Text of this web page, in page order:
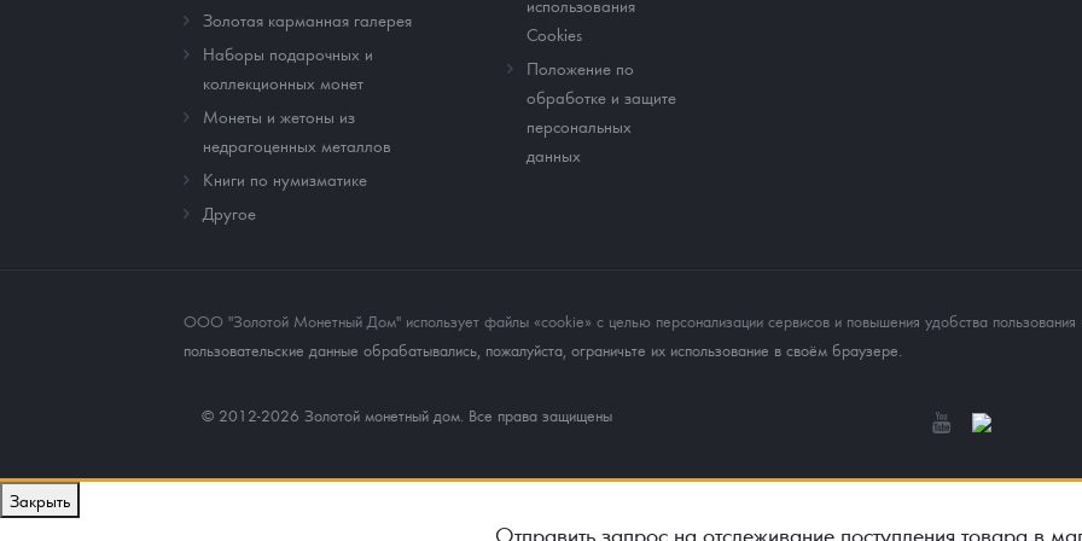
Золотая карманная галерея
Наборы подарочных и
коллекционных монет
Монеты и жетоны из
недрагоценных металлов
Книги по нумизматике
Другое
использования
Cookies
Положение по
обработке и защите
персональных
данных
ООО "Золотой Монетный Дом" использует файлы «cookie» с целью персонализации сервисов и повышения удобства пользования
пользовательские данные обрабатывались, пожалуйста, ограничьте их использование в своём браузере.
© 2012-2026 Золотой монетный дом. Все права защищены
Закрыть
Отправить запрос на отслеживание поступления товара в